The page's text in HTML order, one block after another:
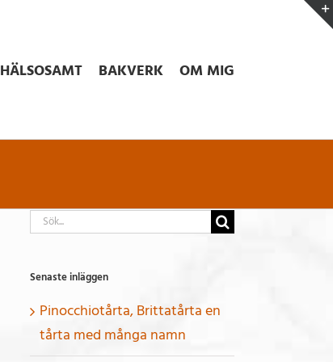
HÄLSOSAMT BAKVERK OM MIG
Sök
Senaste inläggen
Pinocchiotårta, Brittatårta en
tårta med många namn